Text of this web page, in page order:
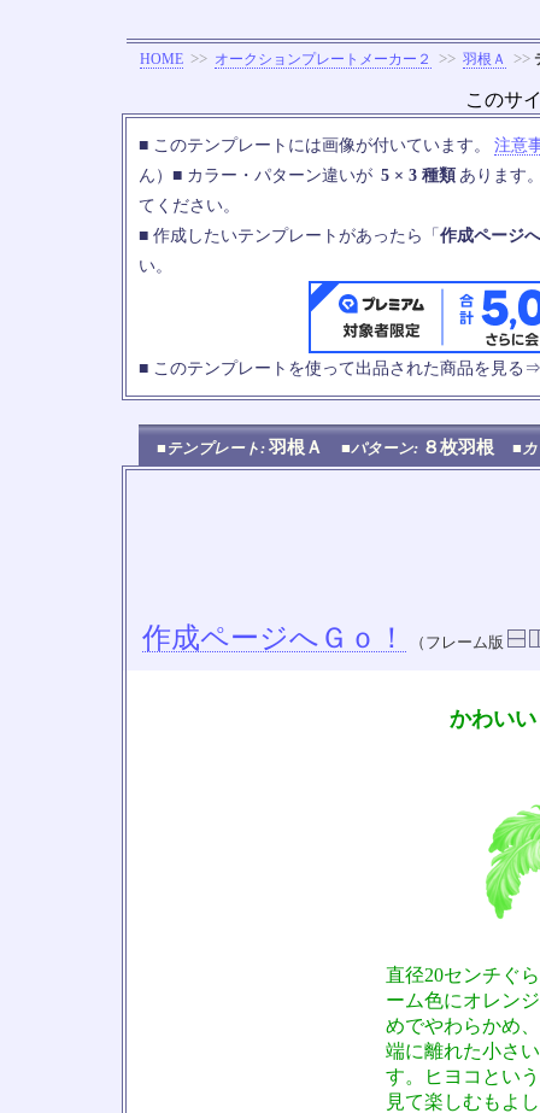
HOME >> オークションプレートメーカー２ >> 羽根Ａ >>
このサ
■ このテンプレートには画像が付いています。
注意
ん）■ カラー・パターン違いが 5 × 3 種類 あります
てください。
■ 作成したいテンプレートがあったら「 作成ページ
い。
■ このテンプレートを使って出品された商品を見る
■テンプレート: 羽根Ａ ■パターン: ８枚羽根 ■
作成ページへＧｏ！ （フレーム版
かわい
直径20センチぐ
ーム色にオレン
めでやわらかめ
端に離れた小さ
す。ヒヨコとい
見て楽しむもよ